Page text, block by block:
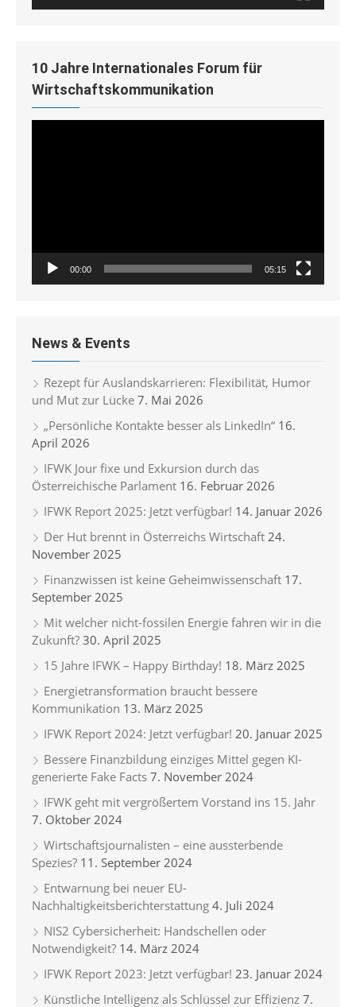
10 Jahre Internationales Forum für
Wirtschaftskommunikation
00:00 05:15
News & Events
Rezept für Auslandskarrieren: Flexibilität, Humor
und Mut zur Lücke 7. Mai 2026
„Persönliche Kontakte besser als LinkedIn“ 16.
April 2026
IFWK Jour fixe und Exkursion durch das
Österreichische Parlament 16. Februar 2026
IFWK Report 2025: Jetzt verfügbar! 14. Januar 2026
Der Hut brennt in Österreichs Wirtschaft 24.
November 2025
Finanzwissen ist keine Geheimwissenschaft 17.
September 2025
Mit welcher nicht-fossilen Energie fahren wir in die
Zukunft? 30. April 2025
15 Jahre IFWK – Happy Birthday! 18. März 2025
Energietransformation braucht bessere
Kommunikation 13. März 2025
IFWK Report 2024: Jetzt verfügbar! 20. Januar 2025
Bessere Finanzbildung einziges Mittel gegen KI-
generierte Fake Facts 7. November 2024
IFWK geht mit vergrößertem Vorstand ins 15. Jahr
7. Oktober 2024
Wirtschaftsjournalisten – eine aussterbende
Spezies? 11. September 2024
Entwarnung bei neuer EU-
Nachhaltigkeitsberichterstattung 4. Juli 2024
NIS2 Cybersicherheit: Handschellen oder
Notwendigkeit? 14. März 2024
IFWK Report 2023: Jetzt verfügbar! 23. Januar 2024
Künstliche Intelligenz als Schlüssel zur Effizienz 7.